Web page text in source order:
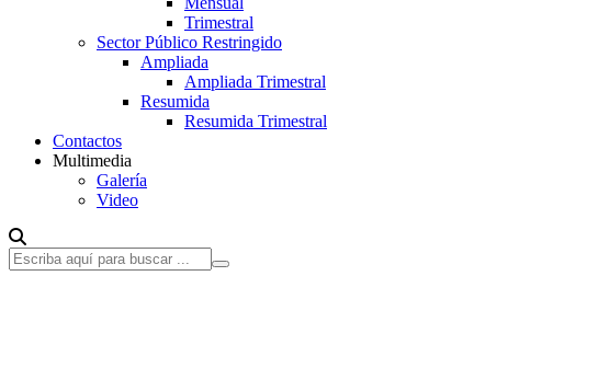
Trimestral
Sector Público Restringido
Ampliada
Ampliada Trimestral
Resumida
Resumida Trimestral
Contactos
Multimedia
Galería
Video